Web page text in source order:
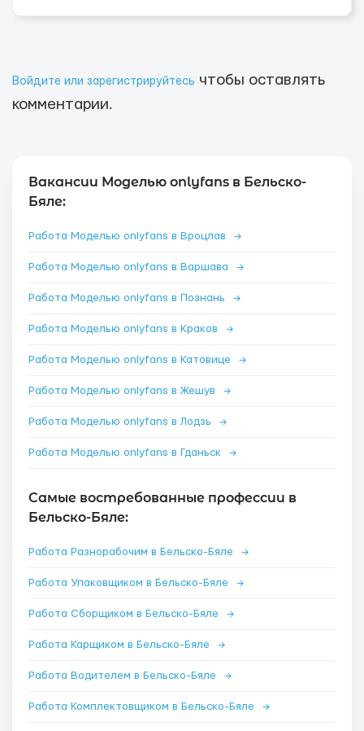
Войдите или зарегистрируйтесь чтобы оставлять
комментарии.
Вакансии Моделью onlyfans в Бельско-
Бяле:
Работа Моделью onlyfans в Вроцлав →
Работа Моделью onlyfans в Варшава →
Работа Моделью onlyfans в Познань →
Работа Моделью onlyfans в Краков →
Работа Моделью onlyfans в Катовице →
Работа Моделью onlyfans в Жешув →
Работа Моделью onlyfans в Лодзь →
Работа Моделью onlyfans в Гданьск →
Самые востребованные профессии в
Бельско-Бяле:
Работа Разнорабочим в Бельско-Бяле →
Работа Упаковщиком в Бельско-Бяле →
Работа Сборщиком в Бельско-Бяле →
Работа Карщиком в Бельско-Бяле →
Работа Водителем в Бельско-Бяле →
Работа Комплектовщиком в Бельско-Бяле →